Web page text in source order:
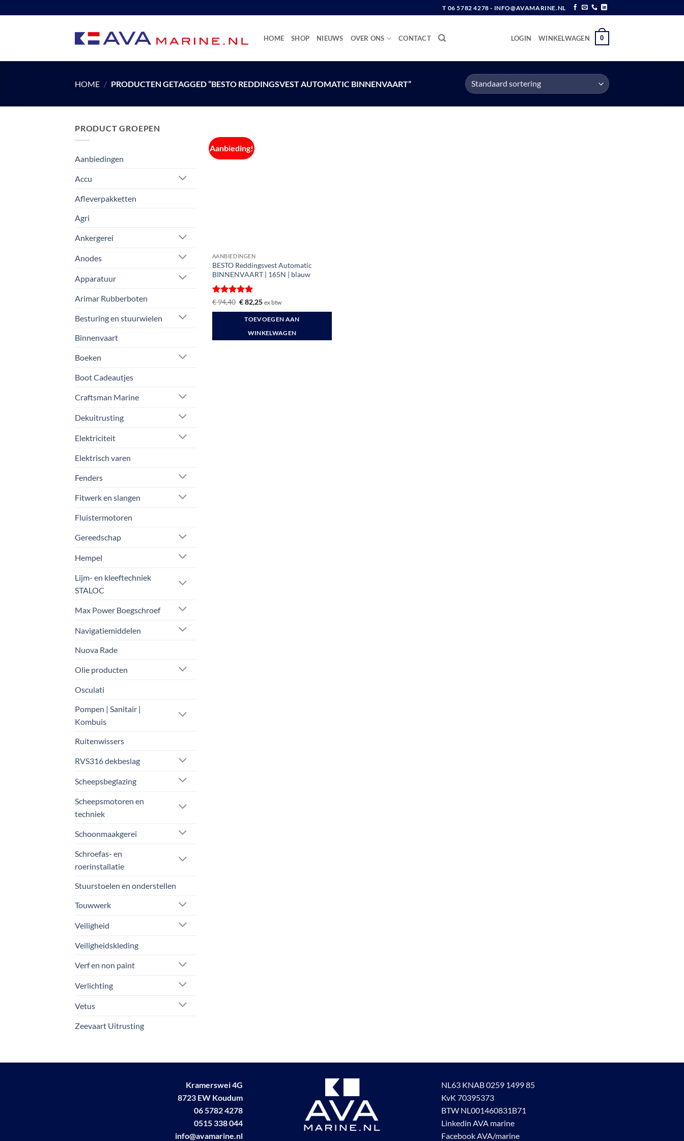
naar
T 06 5782 4278 - INFO@AVAMARINE.NL
HOME SHOP NIEUWS OVER ONS CONTACT LOGIN WINKELWAGEN 0
HOME / PRODUCTEN GETAGGED “BESTO REDDINGSVEST AUTOMATIC BINNENVAART”
PRODUCT GROEPEN
Aanbiedingen
Accu
Afleverpakketten
Agri
Ankergerei
Anodes
Apparatuur
Arimar Rubberboten
Besturing en stuurwielen
Binnenvaart
Boeken
Boot Cadeautjes
Craftsman Marine
Dekuitrusting
Elektriciteit
Elektrisch varen
Fenders
Fitwerk en slangen
Fluistermotoren
Gereedschap
Hempel
Lijm- en kleeftechniek
STALOC
Max Power Boegschroef
Navigatiemiddelen
Nuova Rade
Olie producten
Osculati
Pompen | Sanitair |
Kombuis
Ruitenwissers
RVS316 dekbeslag
Scheepsbeglazing
Scheepsmotoren en
techniek
Schoonmaakgerei
Schroefas- en
roerinstallatie
Stuurstoelen en onderstellen
Touwwerk
Veiligheid
Veiligheidskleding
Verf en non paint
Verlichting
Vetus
Zeevaart Uitrusting
Aanbieding!
AANBIEDINGEN
BESTO Reddingsvest Automatic
BINNENVAART | 165N | blauw
Gewaardeerd
€94,40 Oorspronkelijke
prijs
was:
€ 94,40.
€82,25Huidige
is:
€ 82,25.
ex btw
TOEVOEGEN AAN
WINKELWAGEN
Kramerswei 4G
8723 EW Koudum
06 5782 4278
0515 338 044
info@avamarine.nl
NL63 KNAB 0259 1499 85
KvK 70395373
BTW NL001460831B71
Linkedin AVA marine
Facebook AVA/marine